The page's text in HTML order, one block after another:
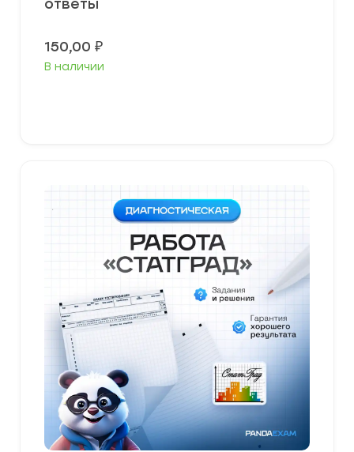
ответы
150,00 ₽
В наличии